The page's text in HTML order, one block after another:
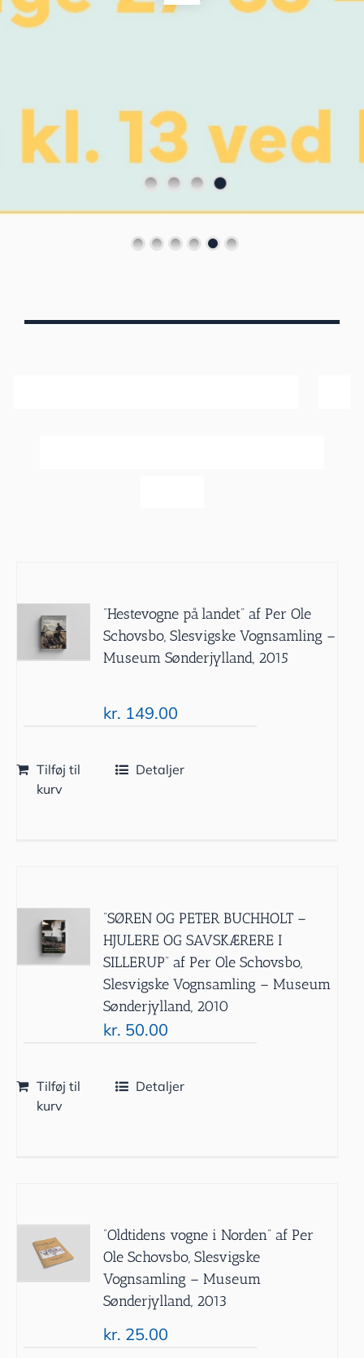
”Hestevogne på landet” af Per Ole
Schovsbo, Slesvigske Vognsamling –
Museum Sønderjylland, 2015
kr. 149.00
Tilføj til
kurv
Detaljer
”SØREN OG PETER BUCHHOLT –
HJULERE OG SAVSKÆRERE I
SILLERUP” af Per Ole Schovsbo,
Slesvigske Vognsamling – Museum
Sønderjylland, 2010
kr. 50.00
Tilføj til
kurv
Detaljer
”Oldtidens vogne i Norden” af Per
Ole Schovsbo, Slesvigske
Vognsamling – Museum
Sønderjylland, 2013
kr. 25.00